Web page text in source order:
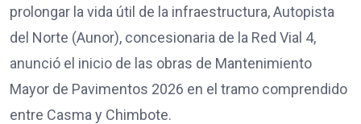
prolongar la vida útil de la infraestructura, Autopista
del Norte (Aunor), concesionaria de la Red Vial 4,
anunció el inicio de las obras de Mantenimiento
Mayor de Pavimentos 2026 en el tramo comprendido
entre Casma y Chimbote.